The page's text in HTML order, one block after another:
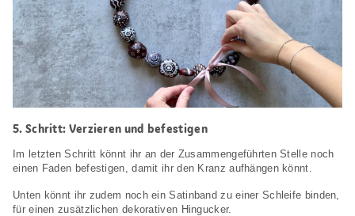
Schritt: Verzieren und befestigen
Im letzten Schritt könnt ihr an der Zusammengeführten Stelle noch
einen Faden befestigen, damit ihr den Kranz aufhängen könnt.
Unten könnt ihr zudem noch ein Satinband zu einer Schleife binden,
für einen zusätzlichen dekorativen Hingucker.